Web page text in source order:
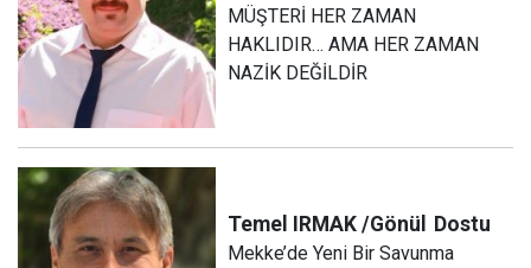
MÜŞTERİ HER ZAMAN
HAKLIDIR… AMA HER ZAMAN
NAZİK DEĞİLDİR
Temel IRMAK /Gönül Dostu
Mekke’de Yeni Bir Savunma